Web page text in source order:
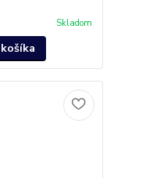
Skladom